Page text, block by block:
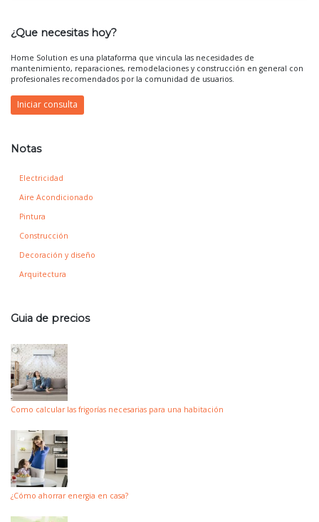
¿Que necesitas hoy?
Home Solution es una plataforma que vincula las necesidades de
mantenimiento, reparaciones, remodelaciones y construcción en general con
profesionales recomendados por la comunidad de usuarios.
Iniciar consulta
Notas
Electricidad
Aire Acondicionado
Pintura
Construcción
Decoración y diseño
Arquitectura
Guia de precios
Como calcular las frigorías necesarias para una habitación
¿Cómo ahorrar energia en casa?